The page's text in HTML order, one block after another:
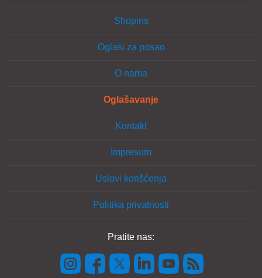
Shopins
Oglasi za posao
O nama
Oglašavanje
Kontakt
Impresum
Uslovi korišćenja
Politika privatnosti
Pratite nas: